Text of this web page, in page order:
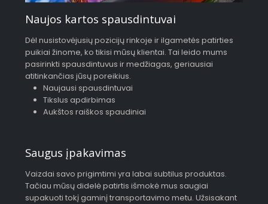
Naujos kartos spausdintuvai
Dėl nusistovėjusių pozicijų rinkoje ir ilgametės patirties
puikiai žinome, ko tikisi mūsų klientai. Tai leido mums
pasirinkti spausdintuvus ir medžiagas, geriausiai
atitinkančias jūsų poreikius.
Naujausi spausdintuvai
Tikslus apdirbimas
Aukštos raiškos spaudiniai
Saugus įpakavimas
Vaizdai savo prigimtimi yra labai subtilus produktas.
Tačiau mūsų didelė patirtis išmokė mus saugiai
supakuoti tokį gaminį transportavimo metu. Užsisakant